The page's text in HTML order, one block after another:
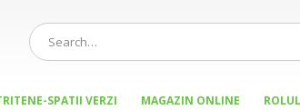
SPATII VERZI MAGAZIN ONLINE